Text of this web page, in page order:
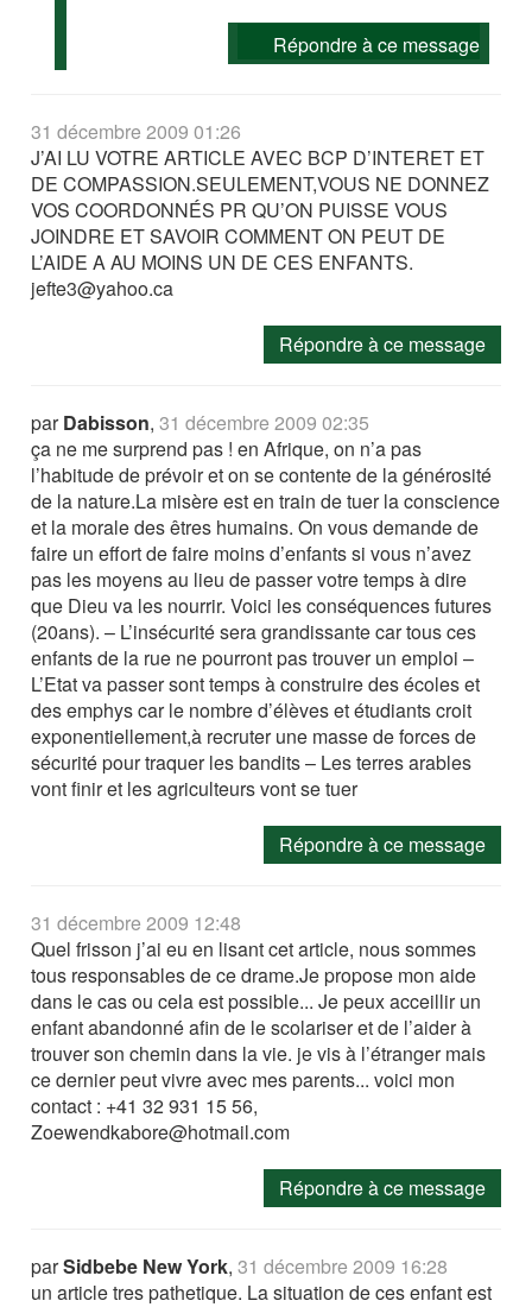
Répondre à ce message
31 décembre 2009 01:26
J’AI LU VOTRE ARTICLE AVEC BCP D’INTERET ET
DE COMPASSION.SEULEMENT,VOUS NE DONNEZ
VOS COORDONNÉS PR QU’ON PUISSE VOUS
JOINDRE ET SAVOIR COMMENT ON PEUT DE
L’AIDE A AU MOINS UN DE CES ENFANTS.
jefte3@yahoo.ca
Répondre à ce message
parDabisson,31 décembre 2009 02:35
ça ne me surprend pas ! en Afrique, on n’a pas
l’habitude de prévoir et on se contente de la générosité
de la nature.La misère est en train de tuer la conscience
et la morale des êtres humains. On vous demande de
faire un effort de faire moins d’enfants si vous n’avez
pas les moyens au lieu de passer votre temps à dire
que Dieu va les nourrir. Voici les conséquences futures
(20ans). – L’insécurité sera grandissante car tous ces
enfants de la rue ne pourront pas trouver un emploi –
L’Etat va passer sont temps à construire des écoles et
des emphys car le nombre d’élèves et étudiants croit
exponentiellement,à recruter une masse de forces de
sécurité pour traquer les bandits – Les terres arables
vont finir et les agriculteurs vont se tuer
Répondre à ce message
31 décembre 2009 12:48
Quel frisson j’ai eu en lisant cet article, nous sommes
tous responsables de ce drame.Je propose mon aide
dans le cas ou cela est possible... Je peux acceillir un
enfant abandonné afin de le scolariser et de l’aider à
trouver son chemin dans la vie. je vis à l’étranger mais
ce dernier peut vivre avec mes parents... voici mon
contact : +41 32 931 15 56,
Zoewendkabore@hotmail.com
Répondre à ce message
parSidbebe New York,31 décembre 2009 16:28
un article tres pathetique. La situation de ces enfant est